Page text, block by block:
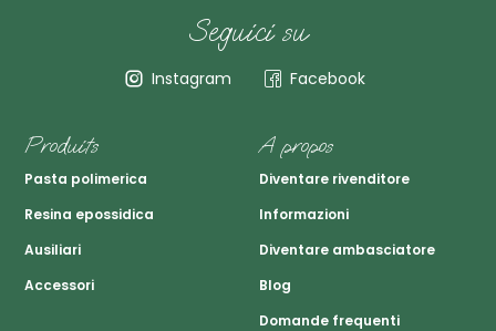
Seguici su
Instagram Facebook
Produits
Pasta polimerica
Resina epossidica
Ausiliari
Accessori
A propos
Diventare rivenditore
Informazioni
Diventare ambasciatore
Blog
Domande frequenti